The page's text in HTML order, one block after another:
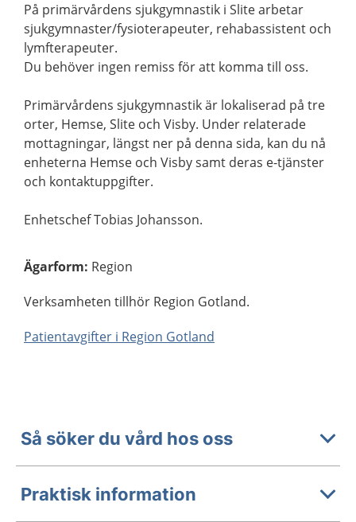
På primärvårdens sjukgymnastik i Slite arbetar
sjukgymnaster/fysioterapeuter, rehabassistent och
lymfterapeuter.
Du behöver ingen remiss för att komma till oss.
Primärvårdens sjukgymnastik är lokaliserad på tre
orter, Hemse, Slite och Visby. Under relaterade
mottagningar, längst ner på denna sida, kan du nå
enheterna Hemse och Visby samt deras e-tjänster
och kontaktuppgifter.
Enhetschef Tobias Johansson.
Ägarform: Region
Verksamheten tillhör Region Gotland.
Patientavgifter i Region Gotland
Så söker du vård hos oss
Praktisk information